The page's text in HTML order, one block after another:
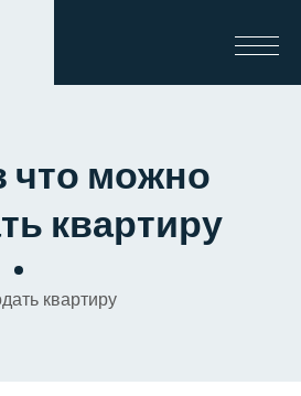
что можно
квартиру
квартиру